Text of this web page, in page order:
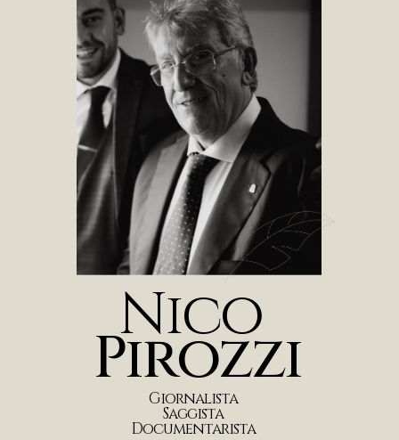
Nico
Giornalista
Saggista
Documentarista
Pirozzi